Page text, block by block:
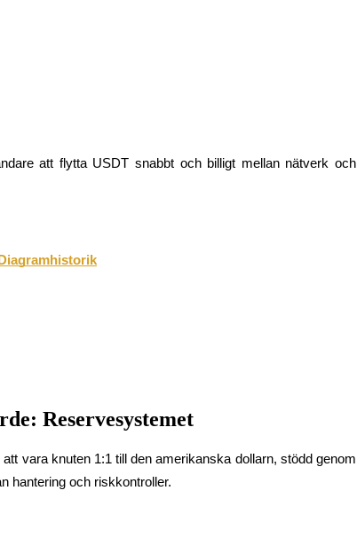
att flytta USDT snabbt och billigt mellan nätverk och
Reservesystemet
vara knuten 1:1 till den amerikanska dollarn, stödd genom
hantering och riskkontroller.